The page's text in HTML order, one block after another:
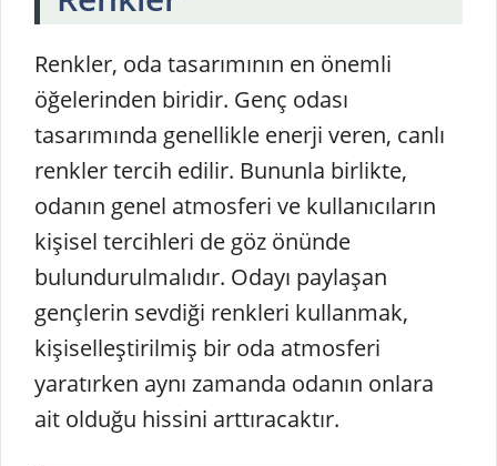
Renkler, oda tasarımının en önemli
öğelerinden biridir. Genç odası
tasarımında genellikle enerji veren, canlı
renkler tercih edilir. Bununla birlikte,
odanın genel atmosferi ve kullanıcıların
kişisel tercihleri de göz önünde
bulundurulmalıdır. Odayı paylaşan
gençlerin sevdiği renkleri kullanmak,
kişiselleştirilmiş bir oda atmosferi
yaratırken aynı zamanda odanın onlara
ait olduğu hissini arttıracaktır.